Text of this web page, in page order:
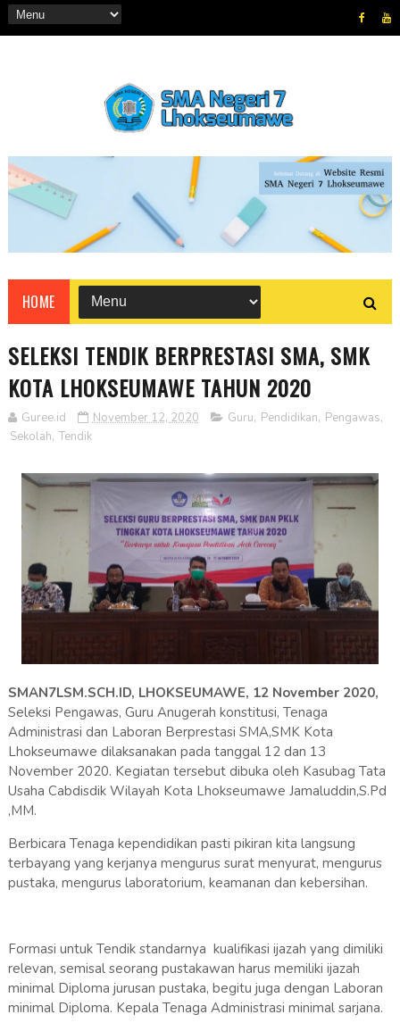
HOME
SELEKSI TENDIK BERPRESTASI SMA, SMK
KOTA LHOKSEUMAWE TAHUN 2020
Guree.id November 12, 2020 Guru, Pendidikan, Pengawas,
Sekolah, Tendik
SMAN7LSM.SCH.ID, LHOKSEUMAWE, 12 November 2020,
Seleksi Pengawas, Guru Anugerah konstitusi, Tenaga
Administrasi dan Laboran Berprestasi SMA,SMK Kota
Lhokseumawe dilaksanakan pada tanggal 12 dan 13
November 2020. Kegiatan tersebut dibuka oleh Kasubag Tata
Usaha Cabdisdik Wilayah Kota Lhokseumawe Jamaluddin,S.Pd
,MM.
Berbicara Tenaga kependidikan pasti pikiran kita langsung
terbayang yang kerjanya mengurus surat menyurat, mengurus
pustaka, mengurus laboratorium, keamanan dan kebersihan.
Formasi untuk Tendik standarnya kualifikasi ijazah yang dimiliki
relevan, semisal seorang pustakawan harus memiliki ijazah
minimal Diploma jurusan pustaka, begitu juga dengan Laboran
minimal Diploma. Kepala Tenaga Administrasi minimal sarjana.